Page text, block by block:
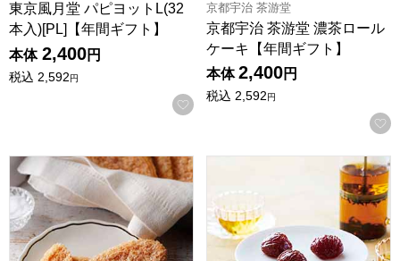
東京風月堂 パピヨットL(32
本入)[PL]【年間ギフト】
本体 2,400円
税込 2,592円
お気に入りに登録する
京都宇治 茶游堂
京都宇治 茶游堂 濃茶ロール
ケーキ【年間ギフト】
本体 2,400円
税込 2,592円
ホテルニューオータニ リーフパイ(プレーン7枚入)[L-24]【年
東京風月堂 マロングラッセ